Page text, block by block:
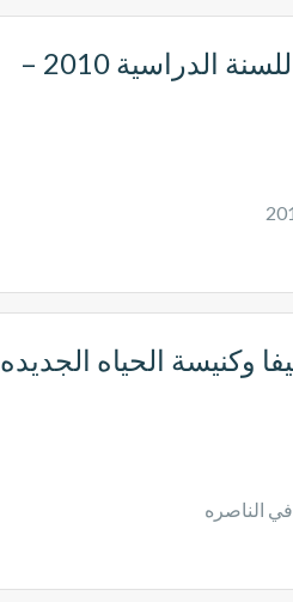
كلية الناصرة الانجيلية لللاهوت تعلن عن بدء التعليم للسنة الدراسية 2010 –
وكنيسة الحياه الجديده
الناصره